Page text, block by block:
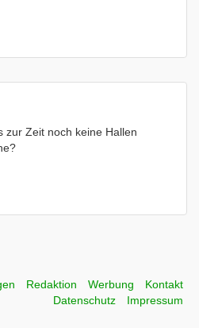
zur Zeit noch keine Hallen
Redaktion Werbung
Kontakt
Datenschutz
Impressum